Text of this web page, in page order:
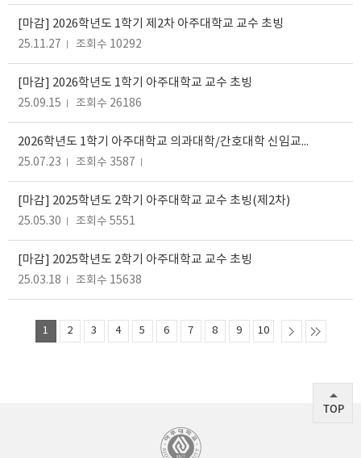
[마감] 2026학년도 1학기 제2차 아주대학교 교수 초빙
25.11.27 조회수 10292
[마감] 2026학년도 1학기 아주대학교 교수 초빙
25.09.15 조회수 26186
2026학년도 1학기 아주대학교 의과대학/간호대학 신임교원 초빙
25.07.23 조회수 3587
[마감] 2025학년도 2학기 아주대학교 교수 초빙(제2차)
25.05.30 조회수 5551
[마감] 2025학년도 2학기 아주대학교 교수 초빙
25.03.18 조회수 15638
1 2 3 4 5 6 7 8 9 10
TOP